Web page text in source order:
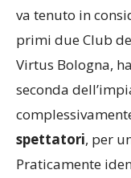
va tenuto in
primi due Club
Virtus Bologna,
seconda
spettatori, per
Praticamente